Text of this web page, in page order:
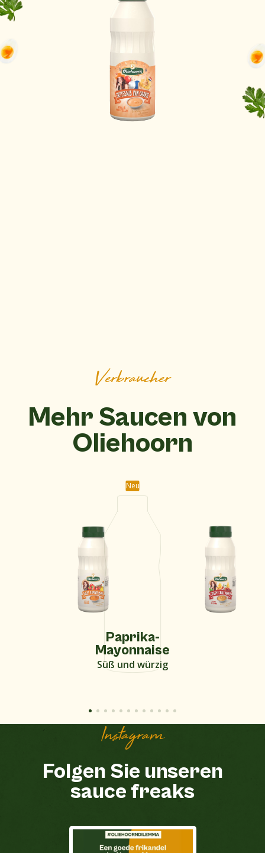
Verbraucher
Mehr Saucen von
Oliehoorn
Neu
Paprika-
Mayonnaise
Süß und würzig
Instagram
Folgen Sie unseren
sauce freaks